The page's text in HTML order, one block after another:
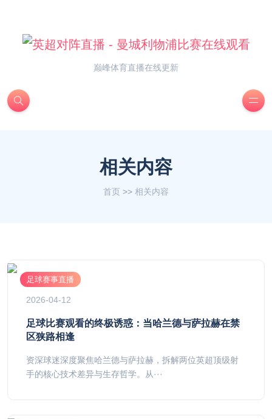
巅峰体育直播在线更新
相关内容
首页 >> 相关内容
足球赛事直播
2026-04-12
足球比赛观看的终极诱惑：当哈兰德与萨拉赫在禁
区狭路相逢
资深球迷深度聚焦哈兰德与萨拉赫，拆解两位英超顶级射
手的核心技术差异与生存哲学。从···